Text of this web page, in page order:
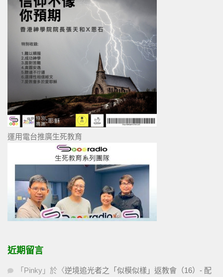
運用電台推廣生死教育
近期留言
「 Pinky 」於〈逆境追光者之「似模似樣」返教會（16）- 配